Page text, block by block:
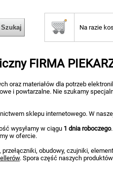
Na razie
FIRMA
oraz materiałów dla potrzeb
i powtarzalne. Nie szukamy
sklepu internetowego. W
wysyłamy w ciągu 1 dnia roboczego
w ofercie.
obudowy, czujniki,
. Spora część naszych